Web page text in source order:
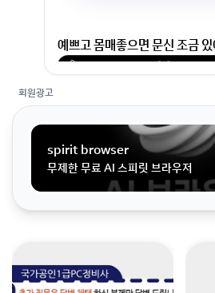
예쁘고 몸매좋으면 문신 조금
회원가입 혹은 광고 [X]를 누르면
회원광고
spirit browser
무제한 무료 AI 스피릿 브라우저